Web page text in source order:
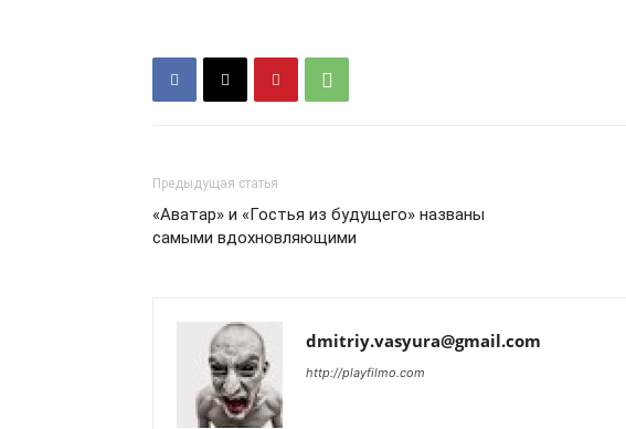
Предыдущая статья
«Аватар» и «Гостья из будущего» названы
самыми вдохновляющими
dmitriy.vasyura@gmail.com
http://playfilmo.com